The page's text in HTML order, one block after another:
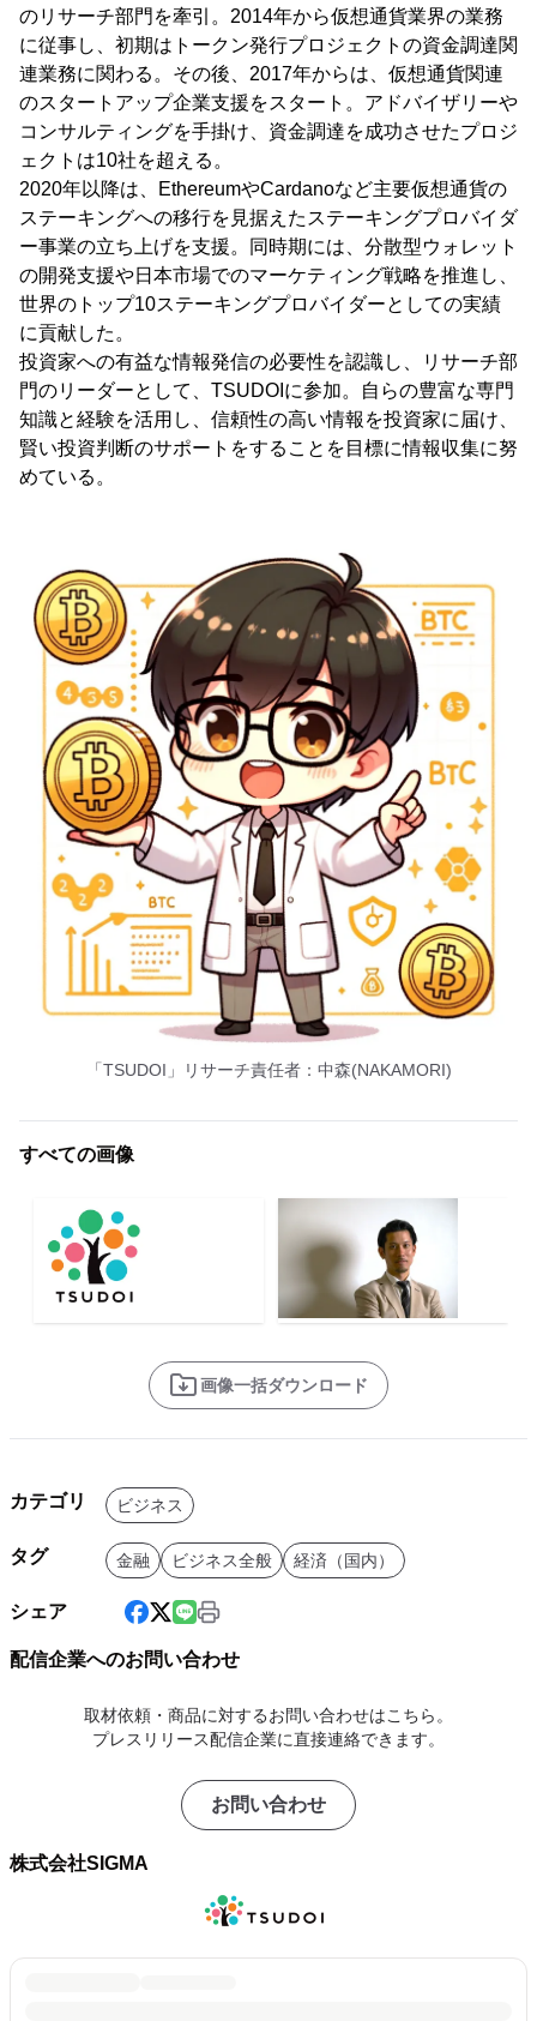
のリサーチ部門を牽引。2014年から仮想通貨業界の業務
に従事し、初期はトークン発行プロジェクトの資金調達関
連業務に関わる。その後、2017年からは、仮想通貨関連
のスタートアップ企業支援をスタート。アドバイザリーや
コンサルティングを手掛け、資金調達を成功させたプロジ
ェクトは10社を超える。
2020年以降は、EthereumやCardanoなど主要仮想通貨の
ステーキングへの移行を見据えたステーキングプロバイダ
ー事業の立ち上げを支援。同時期には、分散型ウォレット
の開発支援や日本市場でのマーケティング戦略を推進し、
世界のトップ10ステーキングプロバイダーとしての実績
に貢献した。
投資家への有益な情報発信の必要性を認識し、リサーチ部
門のリーダーとして、TSUDOIに参加。自らの豊富な専門
知識と経験を活用し、信頼性の高い情報を投資家に届け、
賢い投資判断のサポートをすることを目標に情報収集に努
めている。
「TSUDOI」リサーチ責任者：中森(NAKAMORI)
すべての画像
画像一括ダウンロード
カテゴリ ビジネス
タグ 金融 ビジネス全般 経済（国内）
シェア
配信企業へのお問い合わせ
取材依頼・商品に対するお問い合わせはこちら。
プレスリリース配信企業に直接連絡できます。
お問い合わせ
株式会社SIGMA